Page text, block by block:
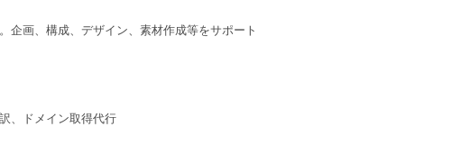
企画、構成、デザイン、素材作成等をサポート
、ドメイン取得代行